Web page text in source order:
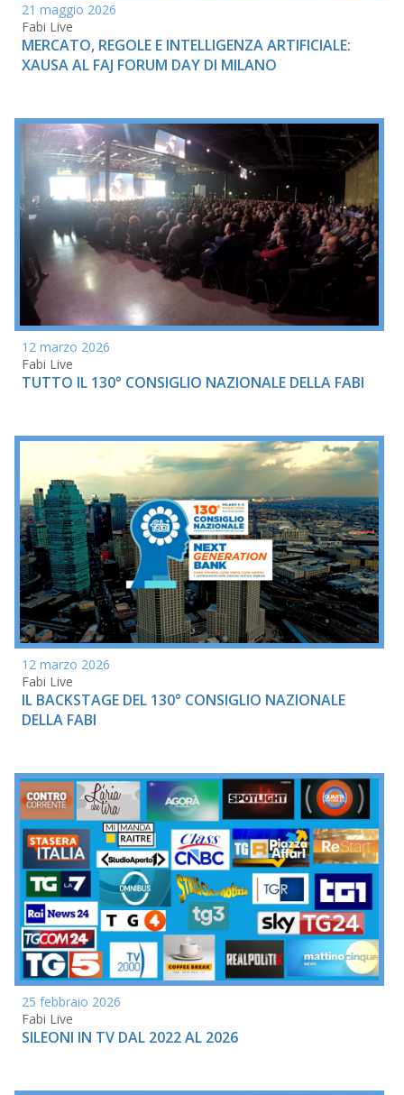
21 maggio 2026
Fabi Live
MERCATO, REGOLE E INTELLIGENZA ARTIFICIALE:
XAUSA AL FAJ FORUM DAY DI MILANO
12 marzo 2026
Fabi Live
TUTTO IL 130° CONSIGLIO NAZIONALE DELLA FABI
12 marzo 2026
Fabi Live
IL BACKSTAGE DEL 130° CONSIGLIO NAZIONALE
DELLA FABI
25 febbraio 2026
Fabi Live
SILEONI IN TV DAL 2022 AL 2026